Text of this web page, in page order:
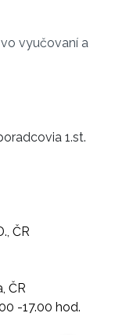
vyučovaní a
1.st.
ČR
ČR
-17.00 hod.